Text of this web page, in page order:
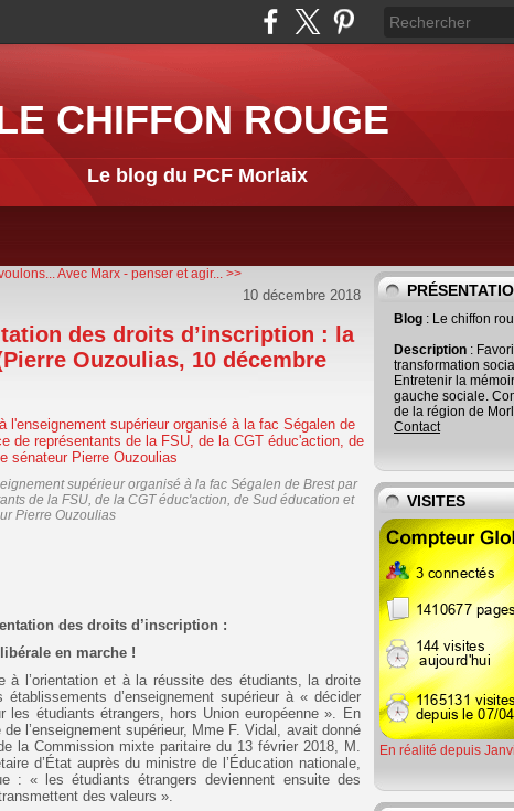
CHIFFON ROUGE
Le blog du PCF Morlaix
Avec Marx - penser et agir... >>
10 décembre 2018
des droits d’inscription : la
Ouzoulias, 10 décembre
supérieur organisé à la fac Ségalen de Brest par
de la FSU, de la CGT éduc'action, de Sud éducation et
Pierre Ouzoulias
des droits d’inscription :
en marche !
l’orientation et à la réussite des étudiants, la droite
d’enseignement supérieur à « décider
les étudiants étrangers, hors Union européenne ». En
l’enseignement supérieur, Mme F. Vidal, avait donné
la Commission mixte paritaire du 13 février 2018, M.
d’État auprès du ministre de l’Éducation nationale,
: « les étudiants étrangers deviennent ensuite des
des valeurs ».
Blog : Le chiffon
Description :
transformation
Entretenir la
gauche sociale.
de la région de
Contact
VISITES
En réalité depuis